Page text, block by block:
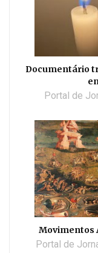
Documentário
Portal de
Movimentos
Portal de